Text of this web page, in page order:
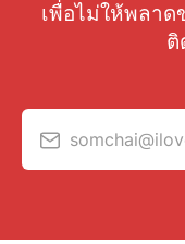
เพื่อไม่ให้พลา
ติ